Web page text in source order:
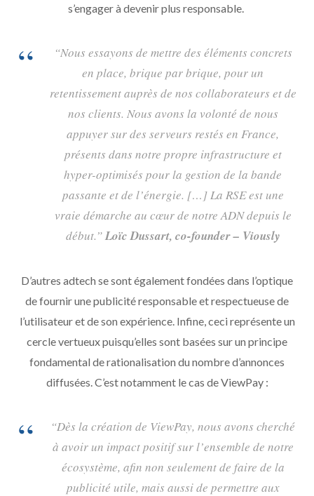
s’engager à devenir plus responsable.
“Nous essayons de mettre des éléments concrets
en place, brique par brique, pour un
retentissement auprès de nos collaborateurs et de
nos clients. Nous avons la volonté de nous
appuyer sur des serveurs restés en France,
présents dans notre propre infrastructure et
hyper-optimisés pour la gestion de la bande
passante et de l’énergie. […] La RSE est une
vraie démarche au cœur de notre ADN depuis le
début.”Loïc Dussart, co-founder – Viously
D’autres adtech se sont également fondées dans l’optique
de fournir une publicité responsable et respectueuse de
l’utilisateur et de son expérience. Infine, ceci représente un
cercle vertueux puisqu’elles sont basées sur un principe
fondamental de rationalisation du nombre d’annonces
diffusées. C’est notamment le cas de ViewPay :
“Dès la création de ViewPay, nous avons cherché
à avoir un impact positif sur l’ensemble de notre
écosystème, afin non seulement de faire de la
publicité utile, mais aussi de permettre aux